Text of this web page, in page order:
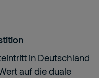
in Deutschland
auf die duale